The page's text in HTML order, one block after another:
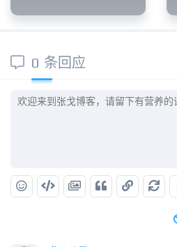
0 条回应